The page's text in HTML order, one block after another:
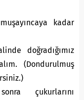
kadar
doğradığımız
(Dondurulmuş
çukurlarını